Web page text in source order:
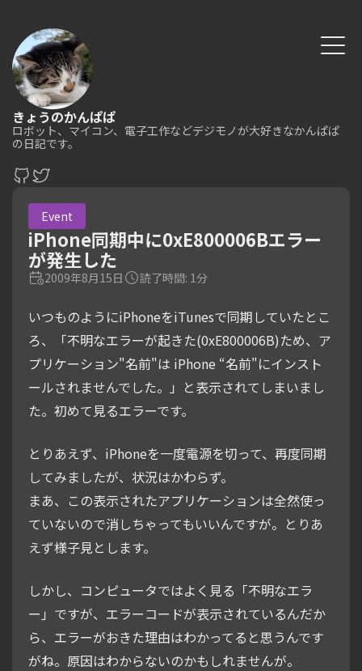
きょうのかんぱぱ
ロボット、マイコン、電子工作などデジモノが大好きなかんぱぱ
の日記です。
Event
iPhone同期中に0xE800006Bエラー
が発生した
2009年8月15日 読了時間: 1分
いつものようにiPhoneをiTunesで同期していたとこ
ろ、「不明なエラーが起きた(0xE800006B)ため、ア
プリケーション"名前"は iPhone “名前"にインスト
ールされませんでした。」と表示されてしまいまし
た。初めて見るエラーです。
とりあえず、iPhoneを一度電源を切って、再度同期
してみましたが、状況はかわらず。
まあ、この表示されたアプリケーションは全然使っ
ていないので消しちゃってもいいんですが。とりあ
えず様子見とします。
しかし、コンピュータではよく見る「不明なエラ
ー」ですが、エラーコードが表示されているんだか
ら、エラーがおきた理由はわかってると思うんです
がね。原因はわからないのかもしれませんが。